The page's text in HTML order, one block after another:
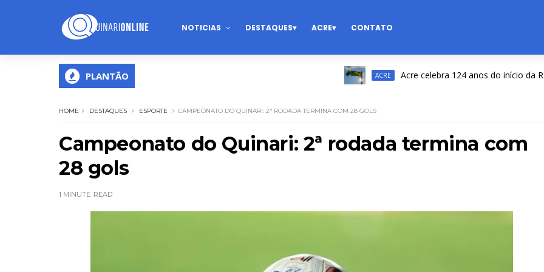
NOTICIAS DESTAQUES ACRE CONTATO
PLANTÃO ACRE Acre celebra 124 anos do início da
HOME DESTAQUES ESPORTE CAMPEONATO DO QUINARI: 2ª RODADA TERMINA COM 28 GOLS
Campeonato do Quinari: 2ª rodada termina com
28 gols
1 MINUTE READ